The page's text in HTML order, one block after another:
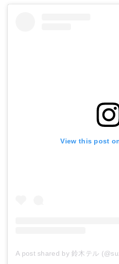
View this post
A post shared by 鈴木テル